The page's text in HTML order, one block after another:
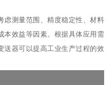
虑测量范围、精度稳定性、材料
本效益等因素。根据具体应用需
送器可以提高工业生产过程的效